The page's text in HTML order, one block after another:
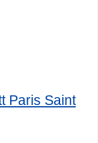
Paris Saint